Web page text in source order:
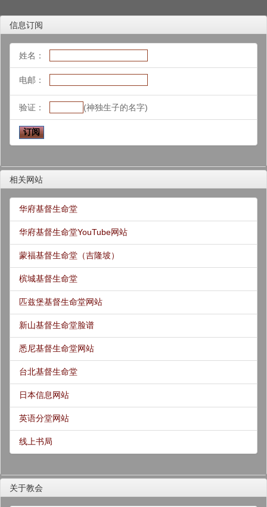
信息订阅
姓名：
电邮：
验证： (神独生子的名字)
相关网站
华府基督生命堂
华府基督生命堂YouTube网站
蒙福基督生命堂（吉隆坡）
槟城基督生命堂
匹兹堡基督生命堂网站
新山基督生命堂脸谱
悉尼基督生命堂网站
台北基督生命堂
日本信息网站
英语分堂网站
线上书局
关于教会